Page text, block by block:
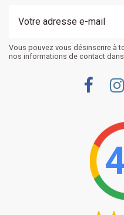
Vous pouvez vous désinscrire à
nos informations de contact